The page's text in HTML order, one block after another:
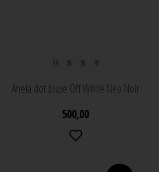
34 36 38 40
Anela dot bluse Off White Neo Noir
500,00